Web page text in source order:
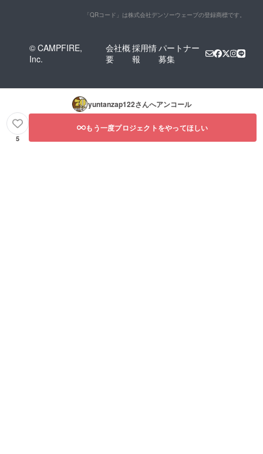
「QRコード」は株式会社デンソーウェーブの登録商標です。
© CAMPFIRE,
Inc.
会社概
要
採用情
報
パートナー
募集
yuntanzap122さんへアンコール
5
もう一度プロジェクトをやってほしい